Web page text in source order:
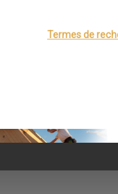
Termes de